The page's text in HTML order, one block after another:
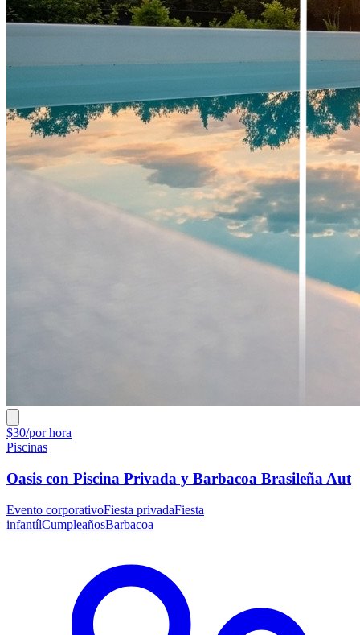
$30/por hora
Piscinas
Oasis con Piscina Privada y Barbacoa Brasileña Aut
Evento corporativoFiesta privadaFiesta
infantílCumpleañosBarbacoa